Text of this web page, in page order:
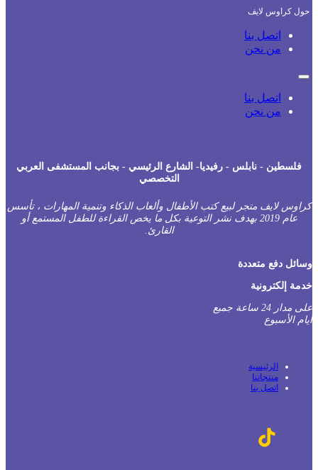
حول كراوس لايف
اتصل بنا
من نحن
اتصل بنا
من نحن
فلسطين - نابلس - رفيديا- الشارع الرئيسي - بجانب المستشفى العربي
التخصصي
لايف متجر لبيع كتب الأطفال وألعاب الذكاء وتنمية المهارات ، تأسس
عام 2019 بهدف نشر التوعية بكل ما يخص القراءة للطفل المستمع أو
القارئ.
دفع متعددة
إلكترونية
على مدار 24 ساعة جميع
الأسبوع
الرئيسية
منتجاتنا
اتصل بنا